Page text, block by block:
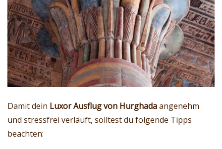
Damit dein Luxor Ausflug von Hurghadaangenehm
und stressfrei verläuft, solltest du folgende Tipps
beachten: